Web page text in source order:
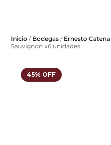
45% OFF
Inicio / Bodegas / Ernesto Catena
Sauvignon x6 unidades